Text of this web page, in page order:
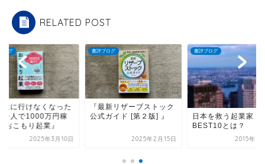
RELATED POST
ログ
社に行けなくなった
一人で1000万円稼
おこもり起業』
2025年3月10日
書評ブログ
『最新リザーブストック
公式ガイド [第２版] 』
2025年2月15日
書評ブログ
日本を救う起業家
BEST10とは？
2015年1